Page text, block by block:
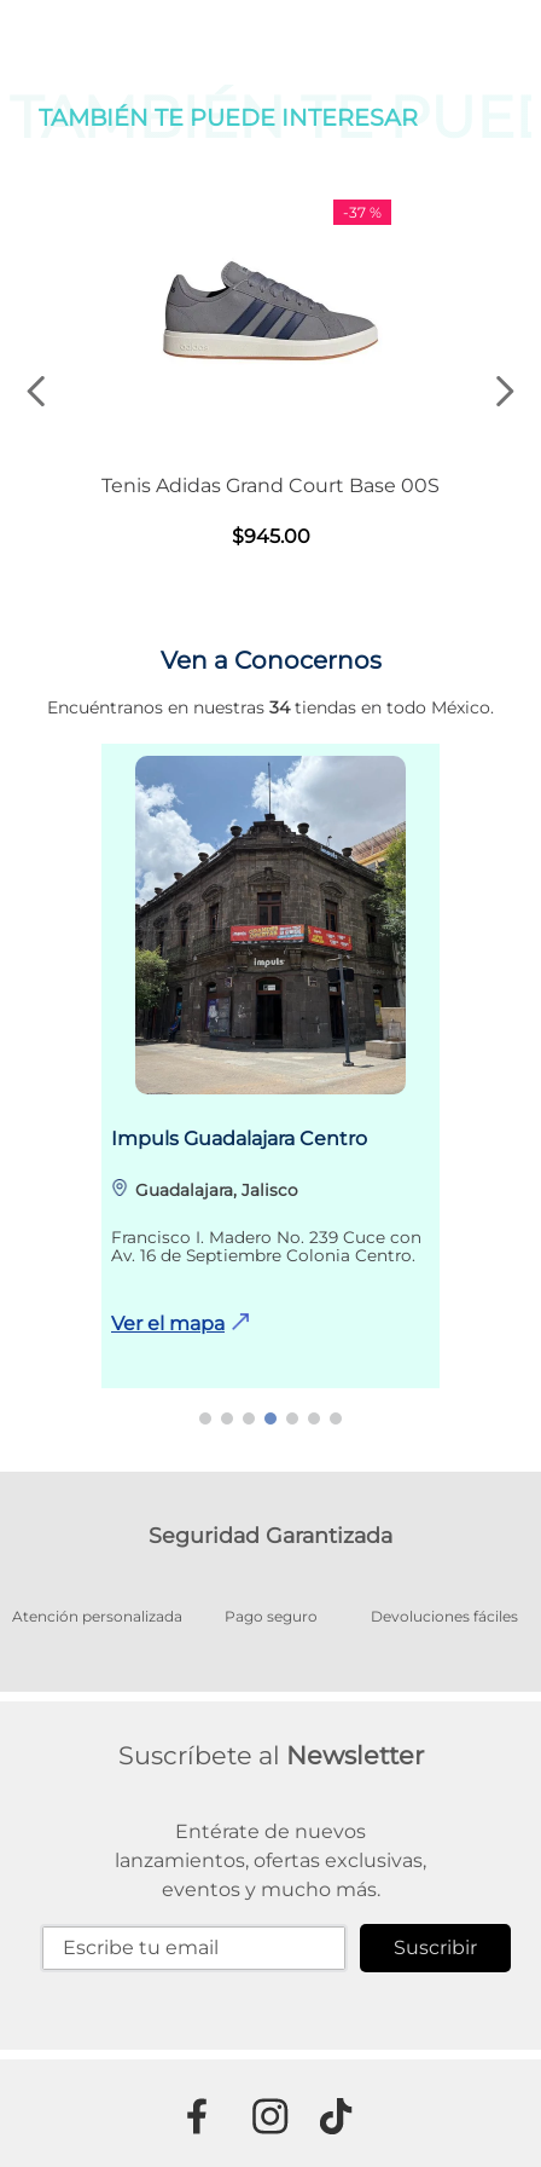
TAMBIÉN TE
TAMBIÉN TE PUEDE INTERESAR
-37 %
Tenis Adidas Grand Court Base 00S
$945.00
Ven a Conocernos
Encuéntranos en nuestras 34tiendas en todo México.
Impuls Guadalajara Centro
Guadalajara, Jalisco
Francisco I. Madero No. 239 Cuce con
Av. 16 de Septiembre Colonia Centro.
Ver el mapa
Seguridad Garantizada
Atención personalizada Pago seguro Devoluciones fáciles
Suscríbete al Newsletter
Entérate de nuevos
lanzamientos, ofertas exclusivas,
eventos y mucho más.
Suscribir